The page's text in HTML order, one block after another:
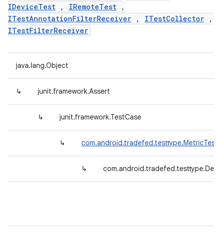
IDeviceTest , IRemoteTest ,
ITestAnnotationFilterReceiver , ITestCollector ,
ITestFilterReceiver
java.lang.Object
↳ junit.framework.Assert
↳ junit.framework.TestCase
↳
↳